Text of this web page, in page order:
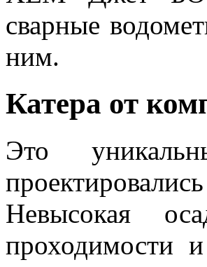
сварные
ним.
Катера от
Это
Невысокая
проходимости